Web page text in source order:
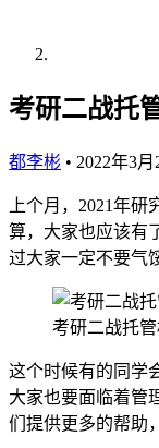
考研二战托
都李彬 • 2022年3月
上个月，2021年
算，大家也应该有
过大家一定不要气
考研二战托
这个时候有的同学
大家也要面临着管
们提供更多的帮助